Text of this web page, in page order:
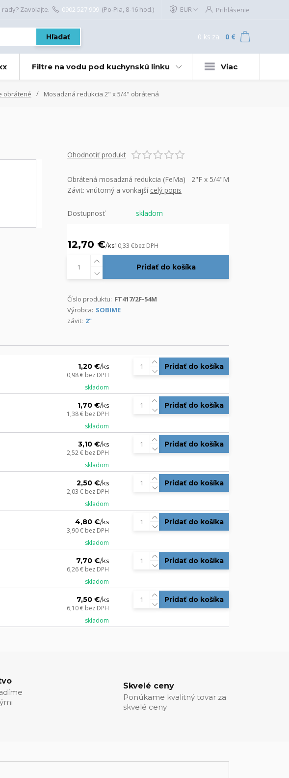
EUR Prihlásenie
Hľadať
rady? Zavolajte. 0902 527 909 (Po-Pia, 8-16 hod.)
0 ks za 0 €
Filtre na vodu pod kuchynskú linku Viac
obrátené Mosadzná redukcia 2" x 5/4" obrátená
Ohodnotiť produkt
Obrátená mosadzná redukcia (FeMa) 2"F x 5/4"M
Závit: vnútorný a vonkajší celý popis
Dostupnosť skladom
12,70 €/ks10,33 €bez DPH
Pridať do košíka
Číslo produktu: FT417/2F-54M
Výrobca: SOBIME
závit: 2"
1,20 €/ks
0,98 € bez DPH
skladom
Pridať do košíka
1,70 €/ks
1,38 € bez DPH
skladom
Pridať do košíka
3,10 €/ks
2,52 € bez DPH
skladom
Pridať do košíka
2,50 €/ks
2,03 € bez DPH
skladom
Pridať do košíka
4,80 €/ks
3,90 € bez DPH
skladom
Pridať do košíka
7,70 €/ks
6,26 € bez DPH
skladom
Pridať do košíka
7,50 €/ks
6,10 € bez DPH
skladom
Pridať do košíka
Skvelé ceny
Ponúkame kvalitný tovar za
skvelé ceny